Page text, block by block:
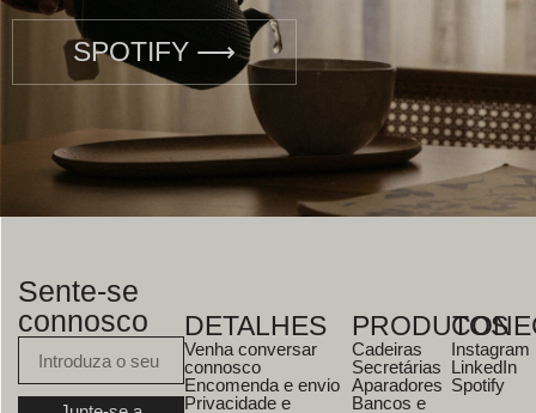
SPOTIFY ⟶
Sente-se
connosco
DETALHES
Venha conversar
connosco
Encomenda e envio
Privacidade e
PRODUTOS
Cadeiras
Secretárias
Aparadores
Bancos e
Instagram
LinkedIn
Spotify